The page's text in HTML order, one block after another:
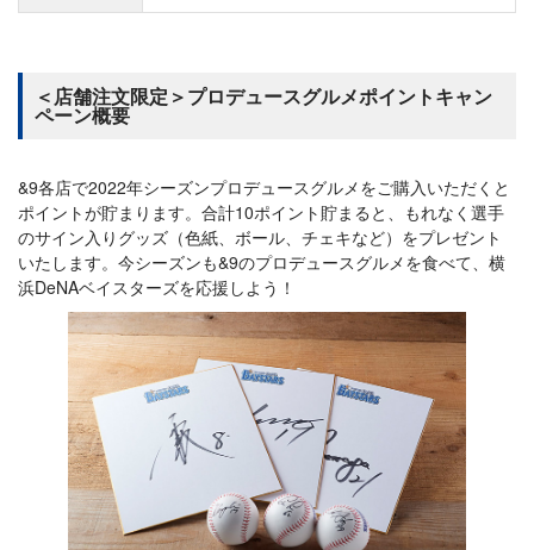
＜店舗注文限定＞プロデュースグルメポイントキャン
ペーン概要
&9各店で2022年シーズンプロデュースグルメをご購入いただくと
ポイントが貯まります。合計10ポイント貯まると、もれなく選手
のサイン入りグッズ（色紙、ボール、チェキなど）をプレゼント
いたします。今シーズンも&9のプロデュースグルメを食べて、横
浜DeNAベイスターズを応援しよう！